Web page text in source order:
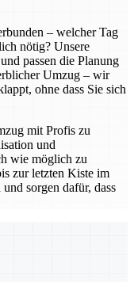
– welcher Tag
nötig? Unsere
passen die Planung
Umzug – wir
ohne dass Sie sich
mit Profis zu
und
wie möglich zu
zur letzten Kiste im
sorgen dafür, dass